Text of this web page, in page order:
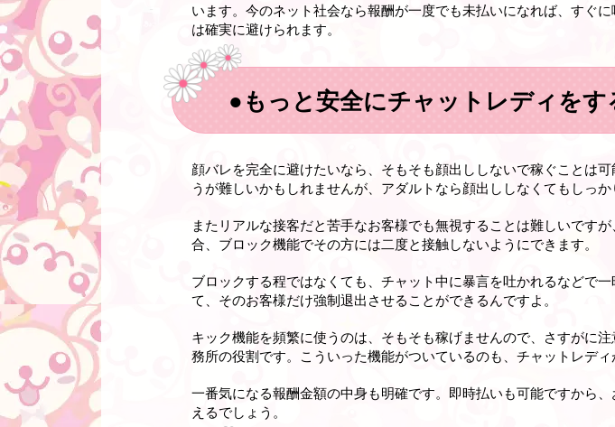
います。今のネット社会なら報酬が一度でも未払いになれば、すぐ
は確実に避けられます。
●もっと安全にチャットレディをす
顔バレを完全に避けたいなら、そもそも顔出ししないで稼ぐことは
うが難しいかもしれませんが、アダルトなら顔出ししなくてもしっか
またリアルな接客だと苦手なお客様でも無視することは難しいです
合、ブロック機能でその方には二度と接触しないようにできます。
ブロックする程ではなくても、チャット中に暴言を吐かれるなどで
て、そのお客様だけ強制退出させることができるんですよ。
キック機能を頻繁に使うのは、そもそも稼げませんので、さすがに
務所の役割です。こういった機能がついているのも、チャットレデ
一番気になる報酬金額の中身も明確です。即時払いも可能ですから
えるでしょう。